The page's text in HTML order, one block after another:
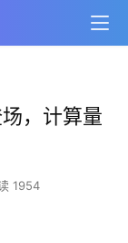
，计算量
1954